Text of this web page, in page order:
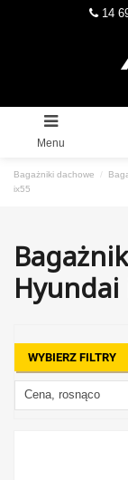
14
Menu
Bagażniki dachowe
ix55
Hyundai
WYBIERZ FILTRY
Cena, rosnąco